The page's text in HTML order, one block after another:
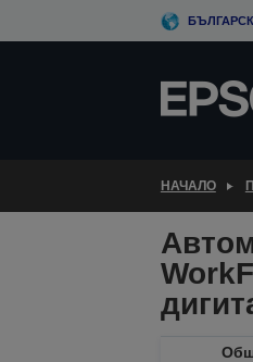
to
НАЧАЛО